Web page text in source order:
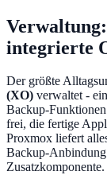
integrierte
Der größte
(XO) verwaltet -
Backup-
frei, die fertige
Proxmox liefert
Backup-Anbindung
Zusatzkomponente.